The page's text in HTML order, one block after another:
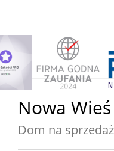
Nowa
Dom na sprzedaż